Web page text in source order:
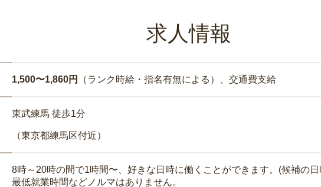
求人情報
1,500〜1,860円 （ランク時給・指名有無による）、交通費支給
東武練馬 徒歩1分
（東京都練馬区付近）
8時～20時の間で1時間〜、好きな日時に働くことができます。(候補の
最低就業時間などノルマはありません。